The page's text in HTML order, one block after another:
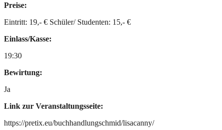
Preise:
Eintritt: 19,- € Schüler/ Studenten: 15,- €
Einlass/Kasse:
19:30
Bewirtung:
Ja
Link zur Veranstaltungsseite:
https://pretix.eu/buchhandlungschmid/lisacanny/